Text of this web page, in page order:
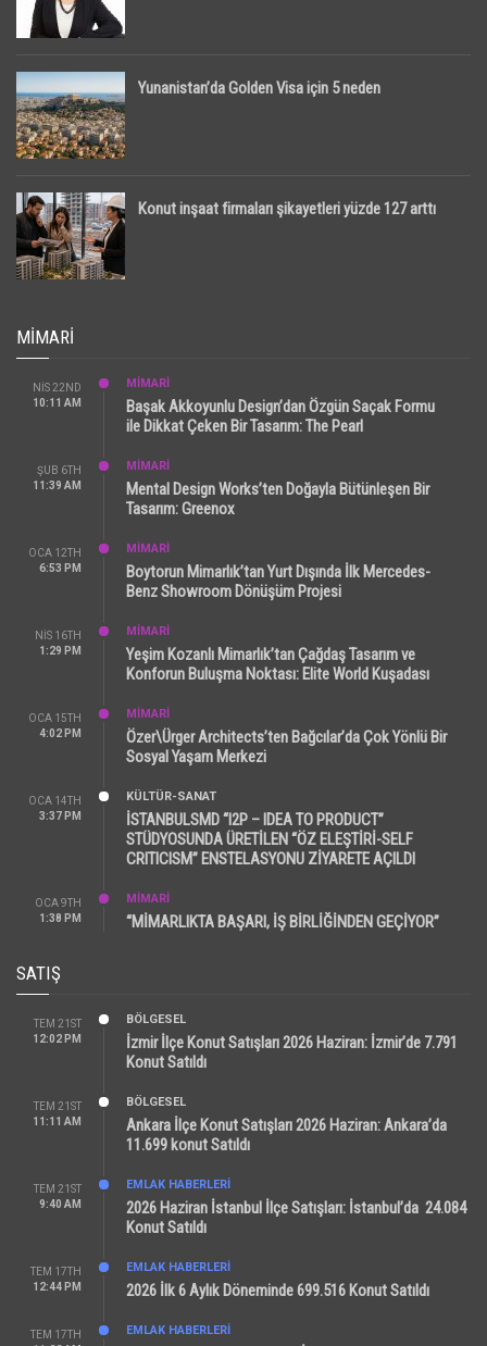
Yunanistan’da Golden Visa için 5 neden
Konut inşaat firmaları şikayetleri yüzde 127 arttı
MIMARI
NIS 22ND
10:11 AM
MİMARİ
Başak Akkoyunlu Design’dan Özgün Saçak Formu
ile Dikkat Çeken Bir Tasarım: The Pearl
ŞUB 6TH
11:39 AM
MİMARİ
Mental Design Works’ten Doğayla Bütünleşen Bir
Tasarım: Greenox
OCA 12TH
6:53 PM
MİMARİ
Boytorun Mimarlık’tan Yurt Dışında İlk Mercedes-
Benz Showroom Dönüşüm Projesi
NIS 16TH
1:29 PM
MİMARİ
Yeşim Kozanlı Mimarlık’tan Çağdaş Tasarım ve
Konforun Buluşma Noktası: Elite World Kuşadası
OCA 15TH
4:02 PM
MİMARİ
Özer\Ürger Architects’ten Bağcılar’da Çok Yönlü Bir
Sosyal Yaşam Merkezi
OCA 14TH
3:37 PM
KÜLTÜR-SANAT
İSTANBULSMD “I2P – IDEA TO PRODUCT”
STÜDYOSUNDA ÜRETİLEN “ÖZ ELEŞTİRİ-SELF
CRITICISM” ENSTELASYONU ZİYARETE AÇILDI
OCA 9TH
1:38 PM
MİMARİ
“MİMARLIKTA BAŞARI, İŞ BİRLİĞİNDEN GEÇİYOR”
SATIŞ
TEM 21ST
12:02 PM
BÖLGESEL
İzmir İlçe Konut Satışları 2026 Haziran: İzmir’de 7.791
Konut Satıldı
TEM 21ST
11:11 AM
BÖLGESEL
Ankara İlçe Konut Satışları 2026 Haziran: Ankara’da
11.699 konut Satıldı
TEM 21ST
9:40 AM
EMLAK HABERLERI
2026 Haziran İstanbul İlçe Satışları: İstanbul’da 24.084
Konut Satıldı
TEM 17TH
12:44 PM
EMLAK HABERLERI
2026 İlk 6 Aylık Döneminde 699.516 Konut Satıldı
TEM 17TH
EMLAK HABERLERI